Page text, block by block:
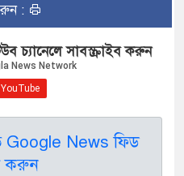
:
চ্যানেলে সাবস্ক্রাইব করুন
Google News ফিড
করুন